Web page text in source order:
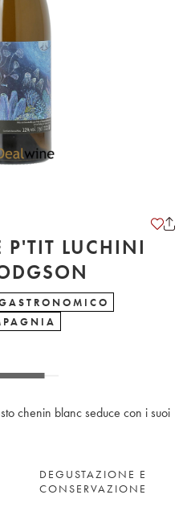
P'TIT LUCHINI
chenin blanc seduce con i suoi
DEGUSTAZIONE E
CONSERVAZIONE